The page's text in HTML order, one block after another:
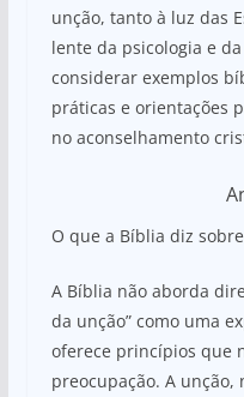
unção, tanto à luz das
lente da psicologia e
considerar exemplos
práticas e orientações
no aconselhamento
O que a Bíblia diz
A Bíblia não aborda
da unção” como uma
oferece princípios que
preocupação. A